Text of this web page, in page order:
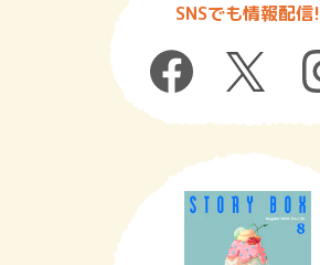
SNSでも情報配信!